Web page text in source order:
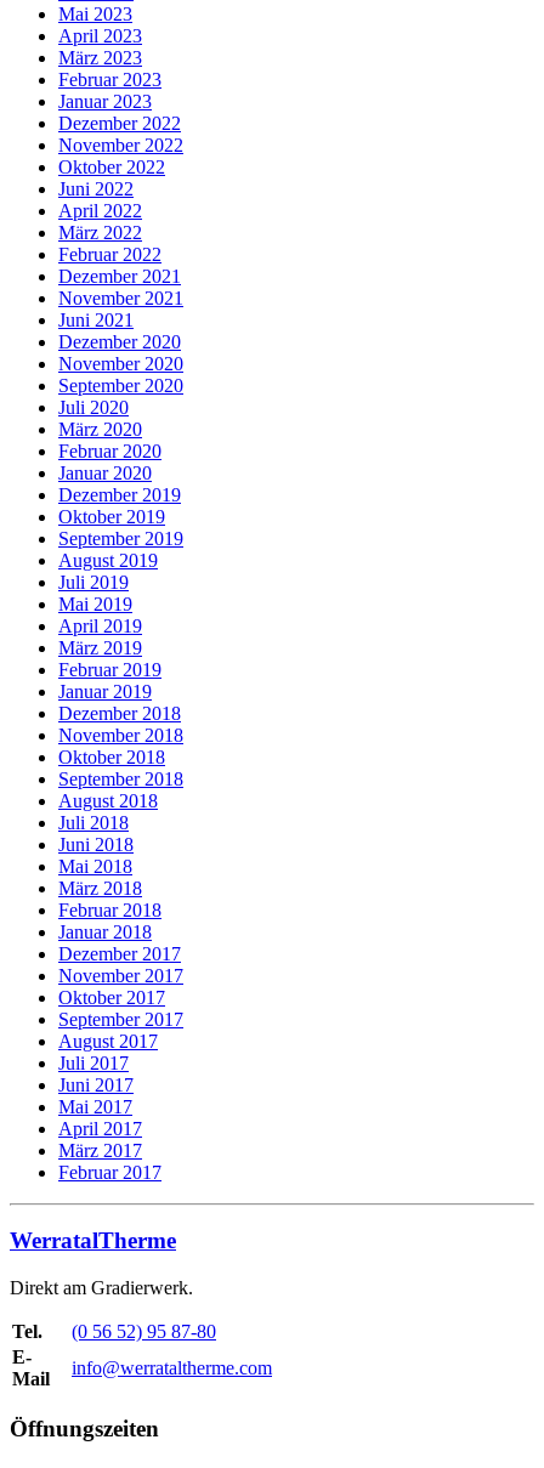
Mai 2023
April 2023
März 2023
Februar 2023
Januar 2023
Dezember 2022
November 2022
Oktober 2022
Juni 2022
April 2022
März 2022
Februar 2022
Dezember 2021
November 2021
Juni 2021
Dezember 2020
November 2020
September 2020
Juli 2020
März 2020
Februar 2020
Januar 2020
Dezember 2019
Oktober 2019
September 2019
August 2019
Juli 2019
Mai 2019
April 2019
März 2019
Februar 2019
Januar 2019
Dezember 2018
November 2018
Oktober 2018
September 2018
August 2018
Juli 2018
Juni 2018
Mai 2018
März 2018
Februar 2018
Januar 2018
Dezember 2017
November 2017
Oktober 2017
September 2017
August 2017
Juli 2017
Juni 2017
Mai 2017
April 2017
März 2017
Februar 2017
WerratalTherme
Direkt am Gradierwerk.
Tel.
(0 56 52) 95 87-80
E-
Mail
info@werrataltherme.com
Öffnungszeiten